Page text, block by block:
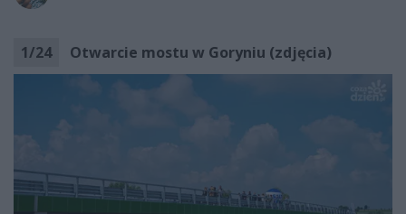
1/24 Otwarcie mostu w Goryniu (zdjęcia)